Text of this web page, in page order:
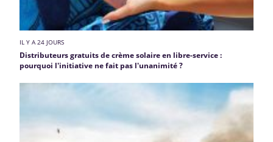
IL Y A 24 JOURS
Distributeurs gratuits de crème solaire en libre-service :
pourquoi l'initiative ne fait pas l'unanimité ?